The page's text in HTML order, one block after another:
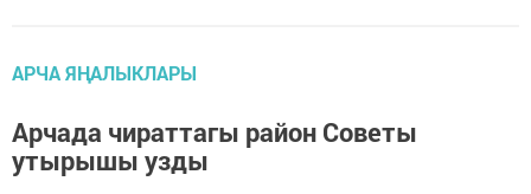
АРЧА ЯҢАЛЫКЛАРЫ
Арчада чираттагы район Советы
утырышы узды